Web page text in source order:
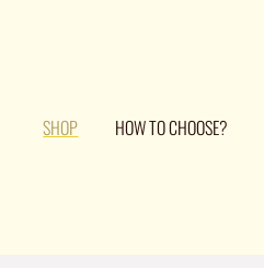
SHOP HOW TO CHOOSE?